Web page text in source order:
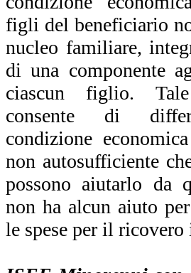
figli del beneficiario
nucleo familiare,
di una componente
ciascun figlio.
consente di
condizione
non autosufficiente
possono aiutarlo da
non ha alcun aiuto
le spese per il